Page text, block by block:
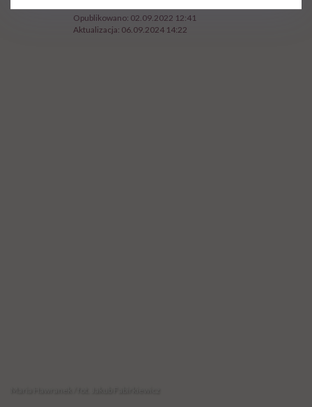
Opublikowano: 02.09.2022 12:41
Aktualizacja: 06.09.2024 14:22